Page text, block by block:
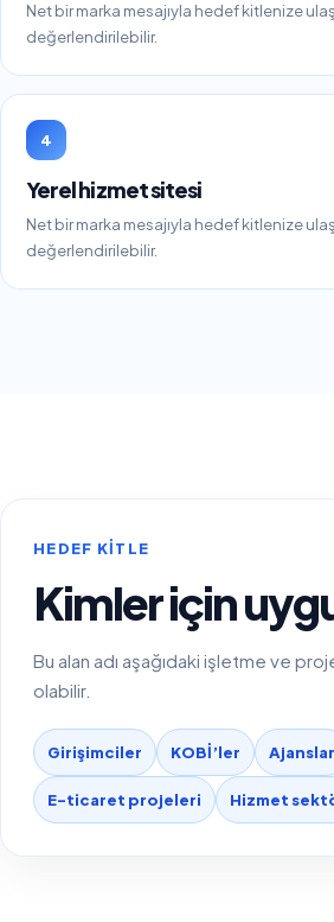
Net bir marka mesajıyla hedef kitlenize
değerlendirilebilir.
4
Yerel hizmet sitesi
Net bir marka mesajıyla hedef kitlenize
değerlendirilebilir.
HEDEF KITLE
Kimler için
Bu alan adı aşağıdaki işletme ve
olabilir.
Girişimciler KOBİ’ler Ajanslar
E-ticaret projeleri Hizmet